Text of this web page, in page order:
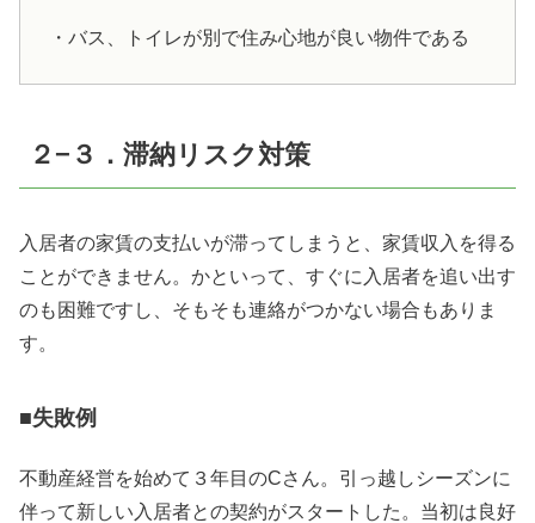
・バス、トイレが別で住み心地が良い物件である
２−３．滞納リスク対策
入居者の家賃の支払いが滞ってしまうと、家賃収入を得る
ことができません。かといって、すぐに入居者を追い出す
のも困難ですし、そもそも連絡がつかない場合もありま
す。
■失敗例
不動産経営を始めて３年目のCさん。引っ越しシーズンに
伴って新しい入居者との契約がスタートした。当初は良好